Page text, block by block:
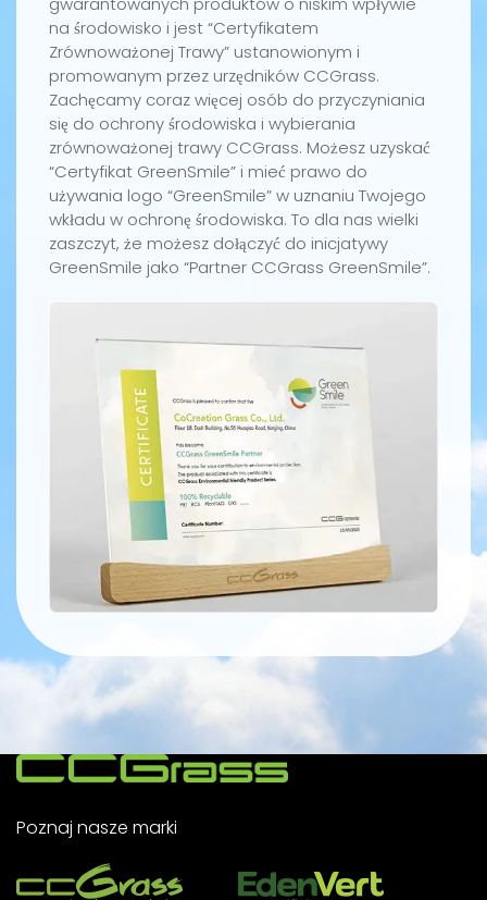
na środowisko i jest “Certyfikatem
Zrównoważonej Trawy” ustanowionym i
promowanym przez urzędników CCGrass.
Zachęcamy coraz więcej osób do przyczyniania
się do ochrony środowiska i wybierania
zrównoważonej trawy CCGrass. Możesz uzyskać
“Certyfikat GreenSmile” i mieć prawo do
używania logo “GreenSmile” w uznaniu Twojego
wkładu w ochronę środowiska. To dla nas wielki
zaszczyt, że możesz dołączyć do inicjatywy
GreenSmile jako “Partner CCGrass GreenSmile”.
Poznaj nasze marki